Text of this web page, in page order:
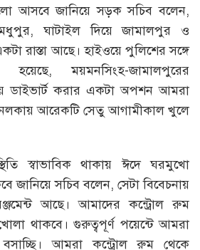
আসবে জানিয়ে সড়ক সচিব বলেন,
মধুপুর, ঘাটাইল দিয়ে জামালপুর ও
রাস্তা আছে। হাইওয়ে পুলিশের সঙ্গে
ময়মনসিংহ-জামালপুরের
ডাইভার্ট করার একটা অপশন আমরা
নলকায় আরেকটি সেতু আগামীকাল খুলে
স্বাভাবিক থাকায় ঈদে ঘরমুখো
জানিয়ে সচিব বলেন, সেটা বিবেচনায়
আছে। আমাদের কন্ট্রোল রুম
থাকবে। গুরুত্বপূর্ণ পয়েন্টে আমরা
বসাচ্ছি। আমরা কন্ট্রোল রুম থেকে